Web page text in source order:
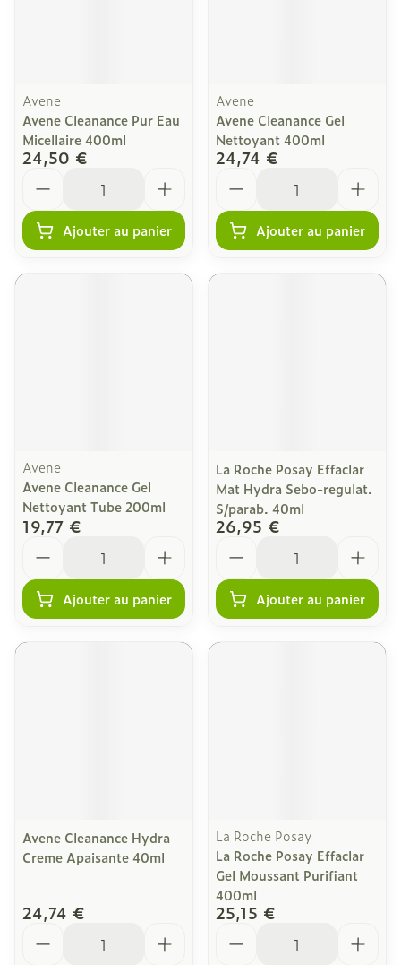
Avene
Avene Cleanance Pur Eau
Micellaire 400ml
24,50 €
Ajouter au panier
Avene
Avene Cleanance Gel
Nettoyant 400ml
24,74 €
Ajouter au panier
Avene
Avene Cleanance Gel
Nettoyant Tube 200ml
19,77 €
Ajouter au panier
La Roche Posay Effaclar
Mat Hydra Sebo-regulat.
S/parab. 40ml
26,95 €
Ajouter au panier
Avene Cleanance Hydra
Creme Apaisante 40ml
24,74 €
La Roche Posay
La Roche Posay Effaclar
Gel Moussant Purifiant
400ml
25,15 €